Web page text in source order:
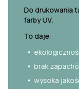
Do drukowania
farby UV.
To daje:
brak
wysoka